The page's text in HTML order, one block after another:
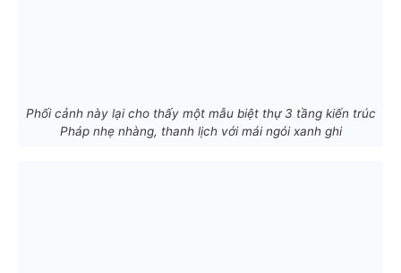
Phối cảnh này lại cho thấy một mẫu biệt thự 3 tầng kiến trúc
Pháp nhẹ nhàng, thanh lịch với mái ngói xanh ghi